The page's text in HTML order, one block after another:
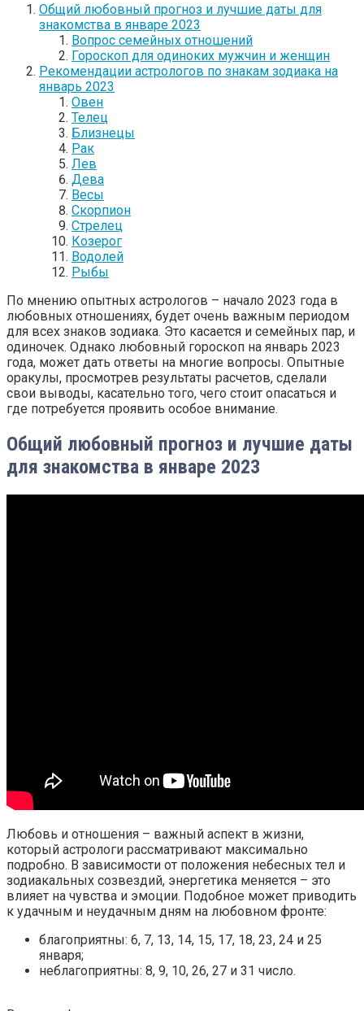
Общий любовный прогноз и лучшие даты для
знакомства в январе 2023
Вопрос семейных отношений
Гороскоп для одиноких мужчин и женщин
Рекомендации астрологов по знакам зодиака на
январь 2023
Овен
Телец
Близнецы
Рак
Лев
Дева
Весы
Скорпион
Стрелец
Козерог
Водолей
Рыбы
По мнению опытных астрологов – начало 2023 года в
любовных отношениях, будет очень важным периодом
для всех знаков зодиака. Это касается и семейных пар, и
одиночек. Однако любовный гороскоп на январь 2023
года, может дать ответы на многие вопросы. Опытные
оракулы, просмотрев результаты расчетов, сделали
свои выводы, касательно того, чего стоит опасаться и
где потребуется проявить особое внимание.
Общий любовный прогноз и лучшие даты
для знакомства в январе 2023
Любовь и отношения – важный аспект в жизни,
который астрологи рассматривают максимально
подробно. В зависимости от положения небесных тел и
зодиакальных созвездий, энергетика меняется – это
влияет на чувства и эмоции. Подобное может приводить
к удачным и неудачным дням на любовном фронте:
благоприятны: 6, 7, 13, 14, 15, 17, 18, 23, 24 и 25
января;
неблагоприятны: 8, 9, 10, 26, 27 и 31 число.